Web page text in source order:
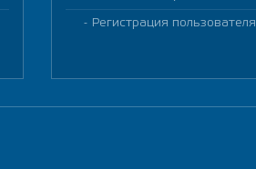
Регистрация пользователя